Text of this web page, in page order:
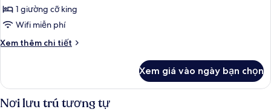
1 giường cỡ king
Wifi miễn phí
Xem thêm chi tiết
Chi
Phòng
Grand
Xem giá vào ngày bạn chọn
Nơi lưu trú tương tự